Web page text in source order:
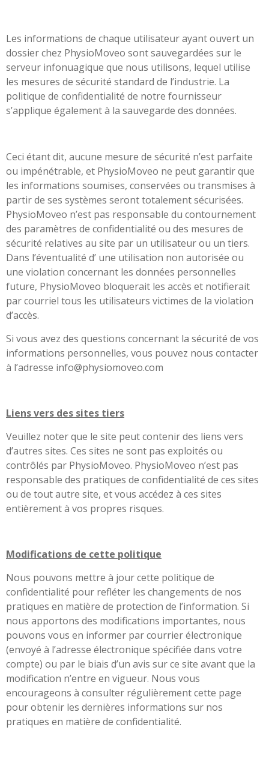
Les informations de chaque utilisateur ayant ouvert un
dossier chez PhysioMoveo sont sauvegardées sur le
serveur infonuagique que nous utilisons, lequel utilise
les mesures de sécurité standard de l’industrie. La
politique de confidentialité de notre fournisseur
s’applique également à la sauvegarde des données.
Ceci étant dit, aucune mesure de sécurité n’est parfaite
ou impénétrable, et PhysioMoveo ne peut garantir que
les informations soumises, conservées ou transmises à
partir de ses systèmes seront totalement sécurisées.
PhysioMoveo n’est pas responsable du contournement
des paramètres de confidentialité ou des mesures de
sécurité relatives au site par un utilisateur ou un tiers.
Dans l’éventualité d’ une utilisation non autorisée ou
une violation concernant les données personnelles
future, PhysioMoveo bloquerait les accès et notifierait
par courriel tous les utilisateurs victimes de la violation
d’accès.
Si vous avez des questions concernant la sécurité de vos
informations personnelles, vous pouvez nous contacter
à l’adresse info@physiomoveo.com
Liens vers des sites tiers
Veuillez noter que le site peut contenir des liens vers
d’autres sites. Ces sites ne sont pas exploités ou
contrôlés par PhysioMoveo. PhysioMoveo n’est pas
responsable des pratiques de confidentialité de ces sites
ou de tout autre site, et vous accédez à ces sites
entièrement à vos propres risques.
Modifications de cette politique
Nous pouvons mettre à jour cette politique de
confidentialité pour refléter les changements de nos
pratiques en matière de protection de l’information. Si
nous apportons des modifications importantes, nous
pouvons vous en informer par courrier électronique
(envoyé à l’adresse électronique spécifiée dans votre
compte) ou par le biais d’un avis sur ce site avant que la
modification n’entre en vigueur. Nous vous
encourageons à consulter régulièrement cette page
pour obtenir les dernières informations sur nos
pratiques en matière de confidentialité.